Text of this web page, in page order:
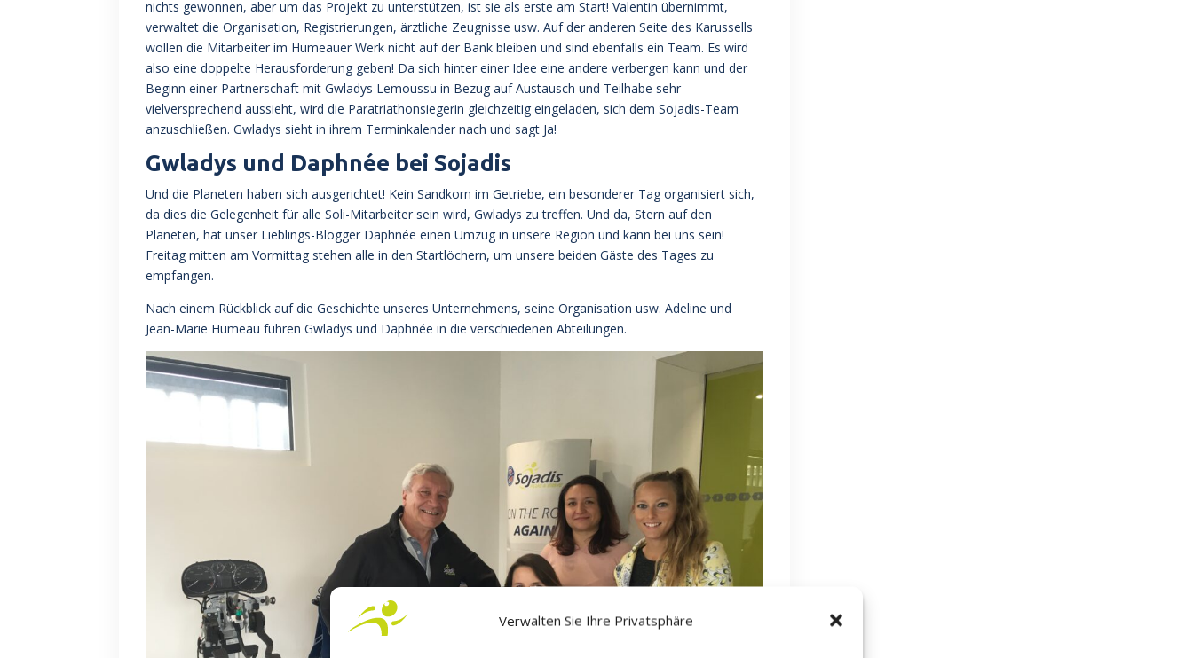
Verwalten Sie Ihre Privatsphäre
nichts gewonnen, aber um das Projekt zu unterstützen, ist sie als erste am Start! Valentin übernimmt,
verwaltet die Organisation, Registrierungen, ärztliche Zeugnisse usw. Auf der anderen Seite des Karussells
wollen die Mitarbeiter im Humeauer Werk nicht auf der Bank bleiben und sind ebenfalls ein Team. Es wird
also eine doppelte Herausforderung geben! Da sich hinter einer Idee eine andere verbergen kann und der
Beginn einer Partnerschaft mit Gwladys Lemoussu in Bezug auf Austausch und Teilhabe sehr
vielversprechend aussieht, wird die Paratriathonsiegerin gleichzeitig eingeladen, sich dem Sojadis-Team
anzuschließen. Gwladys sieht in ihrem Terminkalender nach und sagt Ja!
Gwladys und Daphnée bei Sojadis
Und die Planeten haben sich ausgerichtet! Kein Sandkorn im Getriebe, ein besonderer Tag organisiert sich,
da dies die Gelegenheit für alle Soli-Mitarbeiter sein wird, Gwladys zu treffen. Und da, Stern auf den
Planeten, hat unser Lieblings-Blogger Daphnée einen Umzug in unsere Region und kann bei uns sein!
Freitag mitten am Vormittag stehen alle in den Startlöchern, um unsere beiden Gäste des Tages zu
empfangen.
Nach einem Rückblick auf die Geschichte unseres Unternehmens, seine Organisation usw. Adeline und
Jean-Marie Humeau führen Gwladys und Daphnée in die verschiedenen Abteilungen.